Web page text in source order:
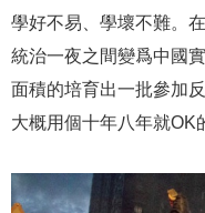
學好不易、學壞不難。
統治一夜之間變爲中國
面積的培育出一批參加
大概用個十年八年就OK